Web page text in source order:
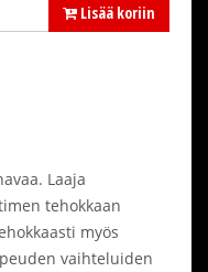
Lisää koriin
Laaja
tehokkaan
myös
vaihteluiden